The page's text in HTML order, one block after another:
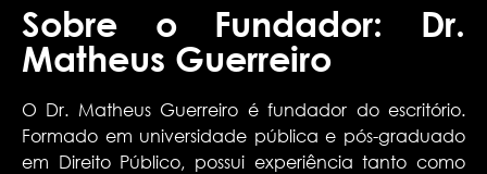
Sobre o Fundador: Dr.
Matheus Guerreiro
O Dr. Matheus Guerreiro é fundador do escritório.
Formado em universidade pública e pós-graduado
em Direito Público, possui experiência tanto como